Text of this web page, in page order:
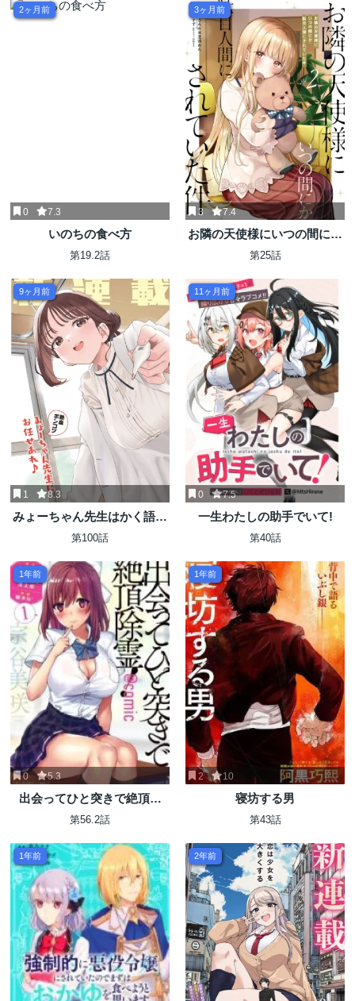
2ヶ月前
0 7.3
いのちの食べ方
第19.2話
3ヶ月前
3 7.4
お隣の天使様にいつの間にか
駄目人間にされていた件
第25話
9ヶ月前
1 8.3
みょーちゃん先生はかく語り
き
第100話
11ヶ月前
0 7.5
一生わたしの助手でいて!
第40話
1年前
0 5.3
出会ってひと突きで絶頂除
霊!@comic
第56.2話
1年前
2 10
寝坊する男
第43話
1年前 2年前